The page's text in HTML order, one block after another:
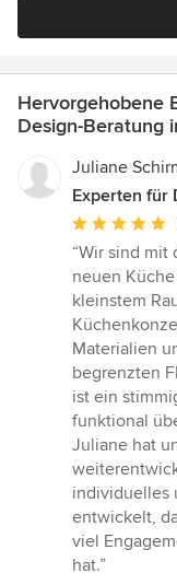
Hervorgehobene
Design-Beratung
Juliane
Experten für
Bewertung:
5
von
5
Sternen
“Wir sind mit
neuen
kleinstem
Materialien
begrenzten
ist ein
funktional
Juliane hat
individuelles
entwickelt,
viel
hat.”